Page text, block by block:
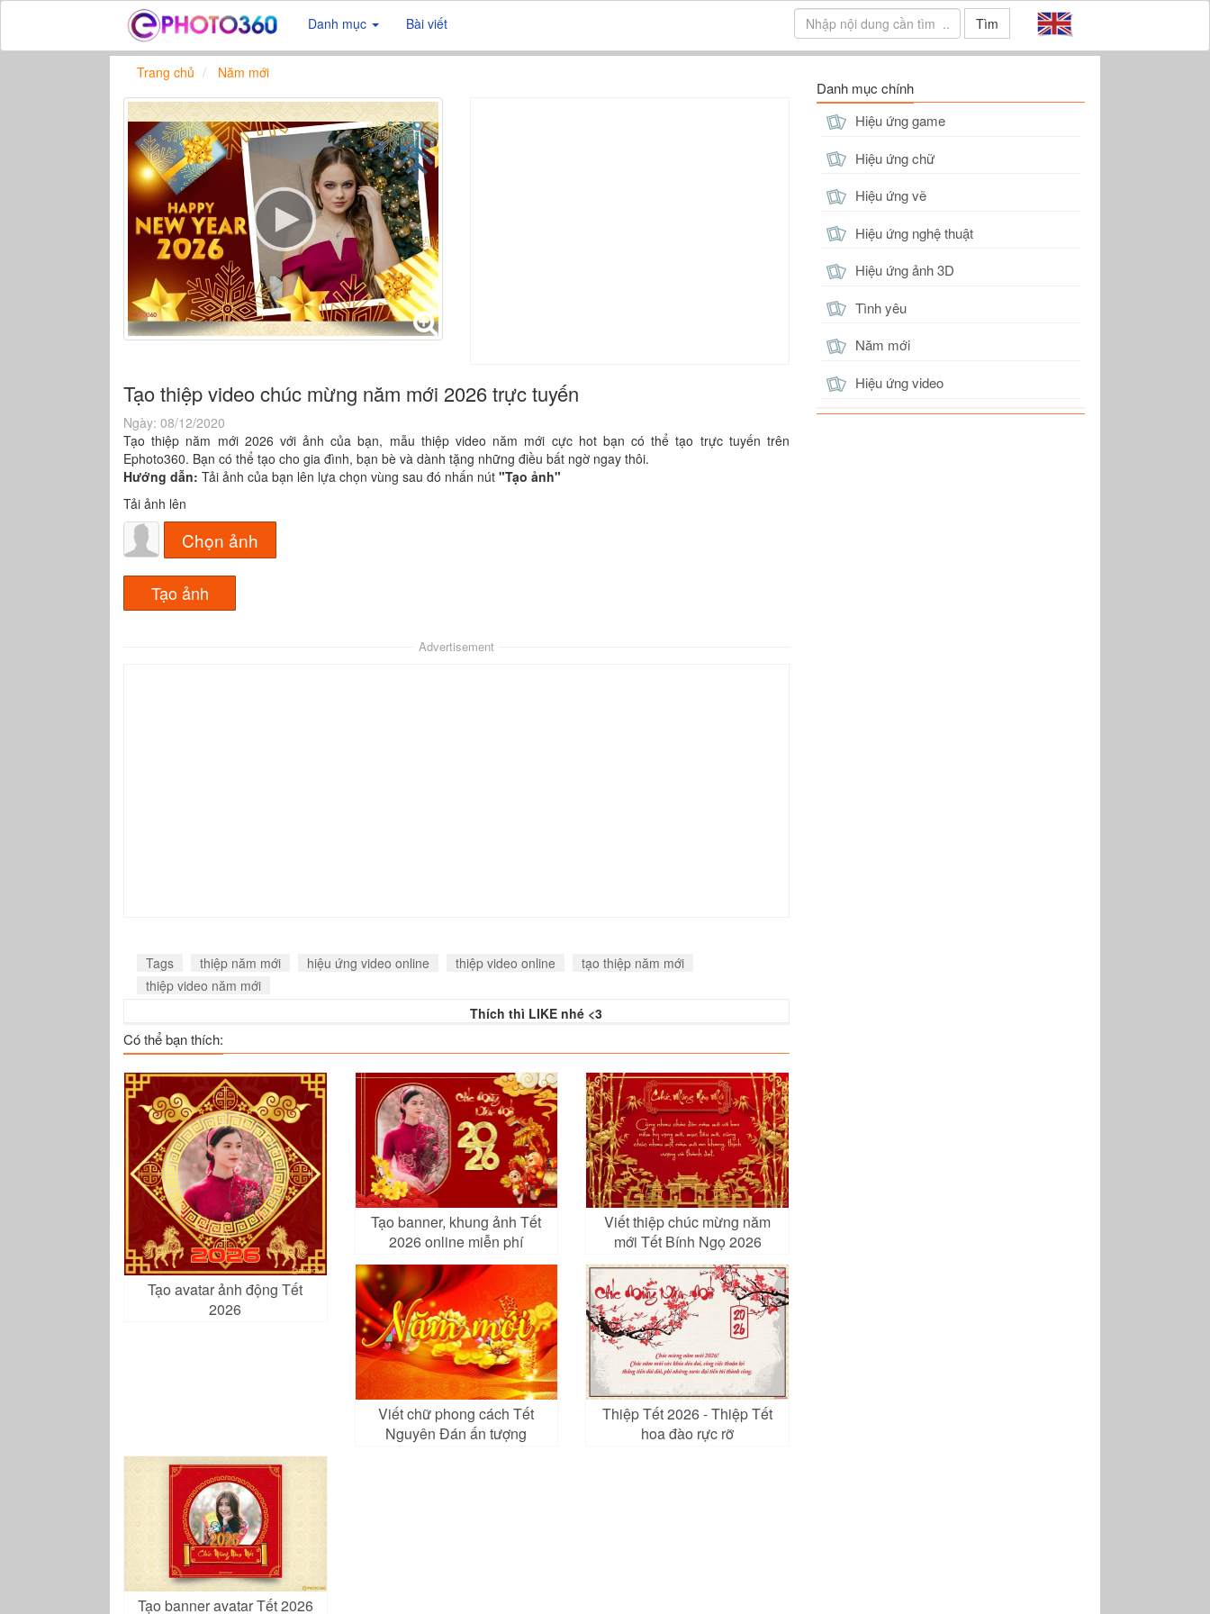
Danh mục Bài viết Tìm
Trang chủ Năm mới
Tạo thiệp video chúc mừng năm mới 2026 trực tuyến
Ngày: 08/12/2020
Tạo thiệp năm mới 2026 với ảnh của bạn, mẫu thiệp video năm mới cực hot bạn có thể tạo trực tuyến trên
Ephoto360. Bạn có thể tạo cho gia đình, bạn bè và dành tặng những điều bất ngờ ngay thôi.
Hướng dẫn: Tải ảnh của bạn lên lựa chọn vùng sau đó nhấn nút "Tạo ảnh"
Tải ảnh lên
Chọn ảnh
Advertisement
Tags thiệp năm mới hiệu ứng video online thiệp video online
tạo thiệp năm mới
thiệp video năm mới
Thích thì LIKE nhé <3
Có thể bạn thích:
Tạo avatar ảnh động Tết
2026
Tạo banner, khung ảnh Tết
2026 online miễn phí
Viết thiệp chúc mừng năm
mới Tết Bính Ngọ 2026
Viết chữ phong cách Tết
Nguyên Đán ấn tượng
Thiệp Tết 2026 - Thiệp Tết
hoa đào rực rỡ
Tạo banner avatar Tết 2026
Danh mục chính
Hiệu ứng game
Hiệu ứng chữ
Hiệu ứng vẽ
Hiệu ứng nghệ thuật
Hiệu ứng ảnh 3D
Tình yêu
Năm mới
Hiệu ứng video